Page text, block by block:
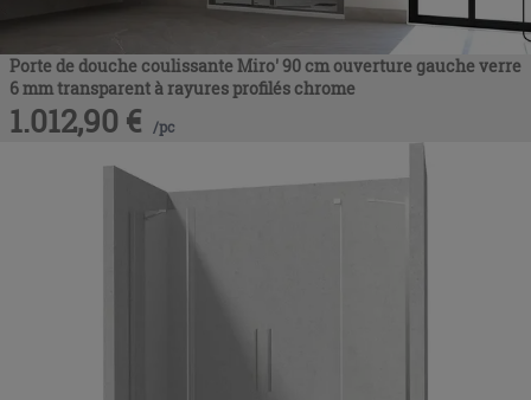
Porte de douche coulissante Miro' 90 cm ouverture gauche verre
6 mm transparent à rayures profilés chrome
1.012,90 € /pc